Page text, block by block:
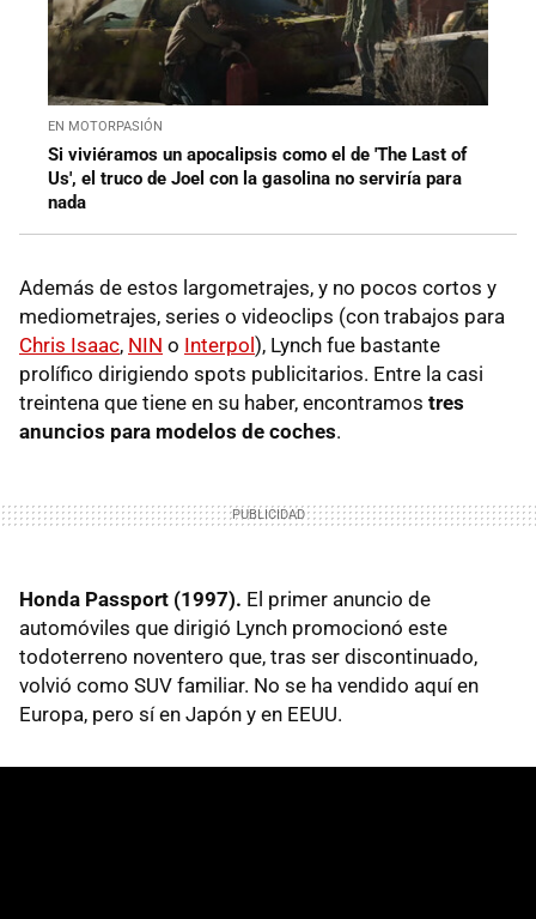
EN MOTORPASIÓN
Si viviéramos un apocalipsis como el de 'The Last of
Us', el truco de Joel con la gasolina no serviría para
nada
Además de estos largometrajes, y no pocos cortos y
mediometrajes, series o videoclips (con trabajos para
Chris Isaac, NIN o Interpol), Lynch fue bastante
prolífico dirigiendo spots publicitarios. Entre la casi
treintena que tiene en su haber, encontramos tres
anuncios para modelos de coches.
Honda Passport (1997). El primer anuncio de
automóviles que dirigió Lynch promocionó este
todoterreno noventero que, tras ser discontinuado,
volvió como SUV familiar. No se ha vendido aquí en
Europa, pero sí en Japón y en EEUU.